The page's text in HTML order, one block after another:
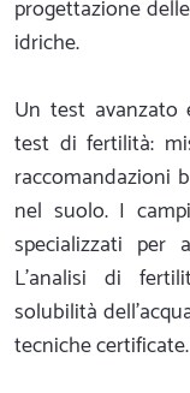
progettazione
idriche.
Un test avanzato
test di fertilità:
raccomandazioni
nel suolo. I
specializzati per
L'analisi di
solubilità
tecniche certificate.